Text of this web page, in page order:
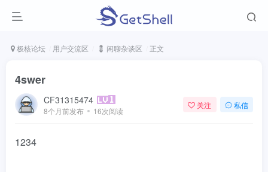
极核论坛 用户交流区 💈 闲聊杂谈区 正文
4swer
CF31315474
8个月前发布 16次阅读
关注 私信
1234